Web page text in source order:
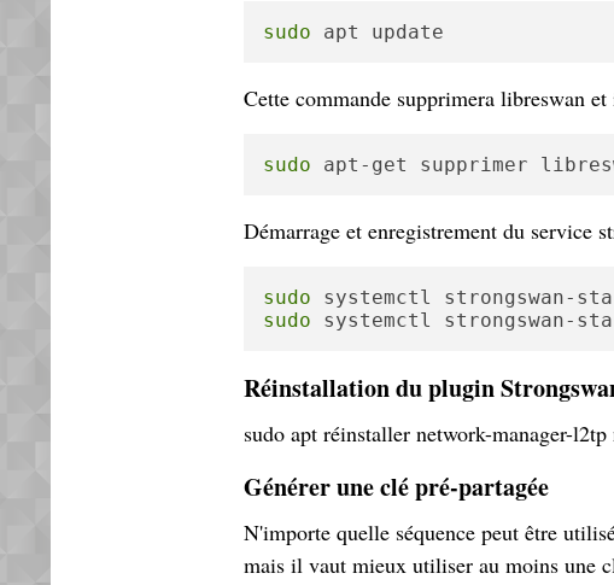
sudo apt update
Cette commande supprimera libreswan
sudo apt-get supprimer
Démarrage et enregistrement du service
sudo
sudo systemctl strongswan-
Réinstallation du plugin
sudo apt réinstaller network-manager-
Générer une clé pré-partagée
N'importe quelle séquence peut être
mais il vaut mieux utiliser au moins une